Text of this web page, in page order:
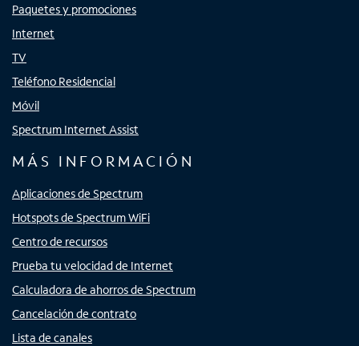
Paquetes y promociones
Internet
TV
Teléfono Residencial
Móvil
Spectrum Internet Assist
MÁS INFORMACIÓN
Aplicaciones de Spectrum
Hotspots de Spectrum WiFi
Centro de recursos
Prueba tu velocidad de Internet
Calculadora de ahorros de Spectrum
Cancelación de contrato
Lista de canales